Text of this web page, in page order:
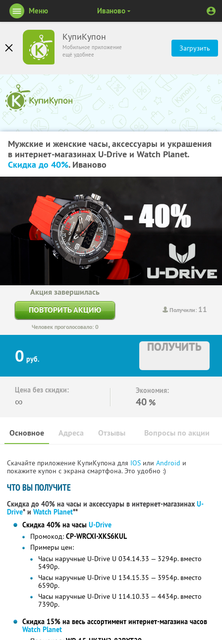
КупиКупон
Мобильное приложение
ещё удобнее
Загрузить
Меню Иваново
Мужские и женские часы, аксессуары и украшения
в интернет-магазинах U-Drive и Watch Planet.
Скидка до 40%. Иваново
Получили: 11
Акция завершилась
ПОВТОРИТЬ АКЦИЮ
Человек проголосовало: 0
0 руб.
ПОЛУЧИТЬ
Цена без скидки:
∞
Экономия:
40 %
Основное Отзывы Вопросы по акции
Адреса
Скачайте приложение КупиКупона для IOS или Android и
покажите купон с экрана смартфона. Это удобно :)
ЧТО ВЫ ПОЛУЧИТЕ
Скидка до 40% на часы и аксессуары в интернет-магазинах U-
Drive* и Watch Planet**
Скидка 40% на часы U-Drive
Промокод: CP-WRCXI-XKS6KUL
Примеры цен:
Часы наручные U-Drive U 034.14.33 — 3294р. вместо
5490р.
Часы наручные U-Drive U 134.15.35 — 3954р. вместо
6590р.
Часы наручные U-Drive U 114.10.33 — 4434р. вместо
7390р.
Скидка 15% на весь ассортимент интернет-магазина часов
Watch Planet